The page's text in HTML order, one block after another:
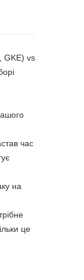
GKE) vs
час
на
це